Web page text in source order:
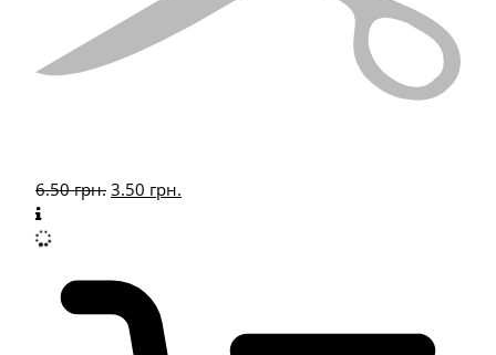
6.50грн. 3.50 грн.